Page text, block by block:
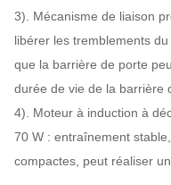
3). Mécanisme de liaison
libérer les tremblements
que la barrière de porte
durée de vie de la barrière
4). Moteur à induction à
70 W : entraînement
compactes, peut réaliser